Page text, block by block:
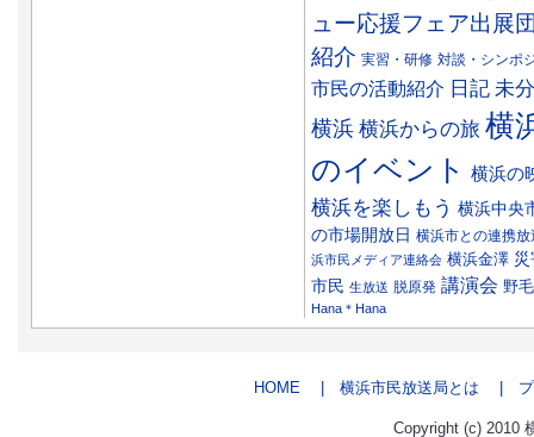
ュー応援フェア出展
紹介 実習・研修 対談・シンポ
市民の活動紹介 日記 未
横浜 横浜からの旅 横
のイベント
横浜の
横浜を楽しもう 横浜中央
の市場開放日 横浜市との連携放
浜市民メディア連絡会 横浜金澤
市民 生放送 脱原発 講演会 野毛
Hana＊Hana
HOME | 横浜市民放送局とは | プ
Copyright (c) 2010